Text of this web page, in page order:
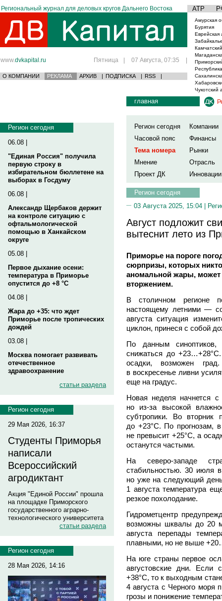
Региональный журнал для деловых кругов Дальнего Востока АТР
www.dvkapital.ru Пятница | 07 Августа, 07:35 |
О КОМПАНИИ РЕКЛАМА АРХИВ | ПОДПИСКА | RSS |
Амурская
Бурятия
Еврейская
Чукотский
Регион сегодня
06.08 |
"Единая Россия" получила
первую строку в
избирательном бюллетене на
выборах в Госдуму
06.08 |
Александр Щербаков держит
на контроле ситуацию с
офтальмологической
помощью в Ханкайском
округе
05.08 |
Первое дыхание осени:
температура в Приморье
опустится до +8 °C
04.08 |
Жара до +35: что ждет
Приморье после тропических
дождей
03.08 |
Москва помогает развивать
отечественное
здравоохранение
статьи раздела
Регион сегодня
29 Мая 2026, 16:37
Студенты Приморья
написали
Всероссийский
агродиктант
Акция "Единой России" прошла
на площадке Приморского
государственного аграрно-
технологического университета
статьи раздела
Регион сегодня
28 Мая 2026, 14:16
главная
Регион сегодня
Компании
Часовой пояс
Финансы
Тема номера
Рынки
Мнение
Отрасль
Проект ДК
Инновации
Регион сегодня
03 Августа 2025, 15:04 |
Август подложит
вытеснит лето из
Приморье на пороге
сюрпризы, которых
аномальной жары, может
вторжением.
В столичном регионе
настоящему летними —
августа ситуация
циклон, принеся с собой
По данным синоптиков,
снижаться до
осадки, возможен
в воскресенье ливни
еще на градус.
Новая неделя начнется
но из-за высокой
субтропики. Во вторник
до +23°C. По прогнозам,
не превысит +25°C, а
останутся частыми.
На северо-западе
стабильностью. 30 июля
но уже на следующий
1 августа температура
резкое похолодание.
Гидрометцентр
возможны шквалы до 20
августа перепады
плавными, но не выше
На юге страны первое
августовские дни. Если
+38°C, то к выходным
4 августа с Черного моря
грозы и понижение